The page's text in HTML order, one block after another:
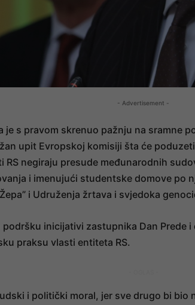
- Advertisement -
je s pravom skrenuo pažnju na sramne
upit Evropskoj komisiji šta će
RS negiraju presude međunarodnih
i imenujući studentske domove po
i Udruženja žrtava i svjedoka
inicijativi zastupnika Dan Prede
praksu vlasti entiteta RS.
i politički moral, jer sve drugo bi bio